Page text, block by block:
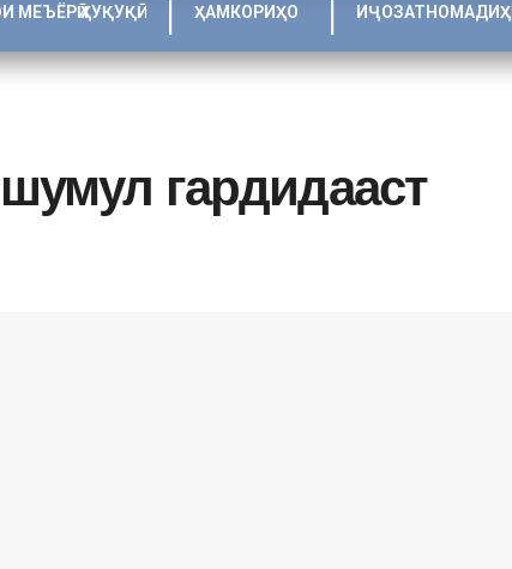
МЕЪЁРӢ ҲУҚУҚӢ ҲАМКОРИҲО ИҶОЗАТНОМАДИҲӢ
гардидааст